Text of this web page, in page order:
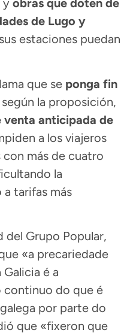
y obras que doten de
de Lugo y
estaciones puedan
que se ponga fin
la proposición,
venta anticipada de
a los viajeros
más de cuatro
la
tarifas más
del Grupo Popular,
«a precariedade
é a
do que é
por parte do
que «fixeron que